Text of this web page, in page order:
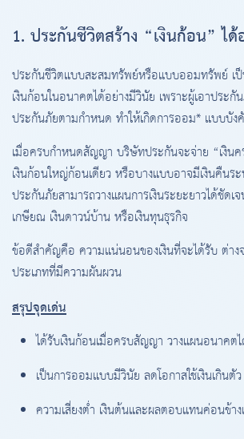
1. ประกันชีวิตสร้าง “เงินก้อน” ได้
ประกันชีวิตแบบสะสมทรัพย์หรือแบบออมทรัพย์ เป็
เงินก้อนในอนาคตได้อย่างมีวินัย เพราะผู้เอาประกั
ประกันภัยตามกำหนด ทำให้เกิดการออม* แบบบัง
เมื่อครบกำหนดสัญญา บริษัทประกันจะจ่าย “เงิน
เงินก้อนใหญ่ก้อนเดียว หรือบางแบบอาจมีเงินคืนระ
ประกันภัยสามารถวางแผนการเงินระยะยาวได้ชัดเจ
เกษียณ เงินดาวน์บ้าน หรือเงินทุนธุรกิจ
ข้อดีสำคัญคือ ความแน่นอนของเงินที่จะได้รับ ต่าง
ประเภทที่มีความผันผวน
สรุปจุดเด่น
ได้รับเงินก้อนเมื่อครบสัญญา วางแผนอนาคต
เป็นการออมแบบมีวินัย ลดโอกาสใช้เงินเกินตัว
ความเสี่ยงต่ำ เงินต้นและผลตอบแทนค่อนข้า